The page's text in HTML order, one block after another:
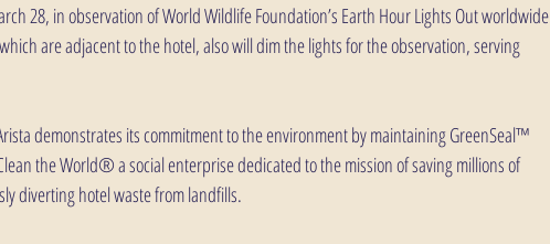
28, in observation of World Wildlife Foundation’s Earth Hour Lights Out worldwide
are adjacent to the hotel, also will dim the lights for the observation, serving
demonstrates its commitment to the environment by maintaining GreenSeal™
the World® a social enterprise dedicated to the mission of saving millions of
diverting hotel waste from landfills.